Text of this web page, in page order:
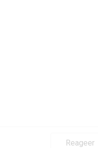
Reageer